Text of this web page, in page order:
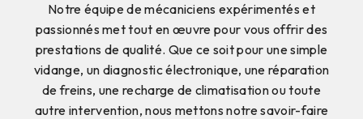
Notre équipe de mécaniciens expérimentés et
passionnés met tout en œuvre pour vous offrir des
prestations de qualité. Que ce soit pour une simple
vidange, un diagnostic électronique, une réparation
de freins, une recharge de climatisation ou toute
autre intervention, nous mettons notre savoir-faire